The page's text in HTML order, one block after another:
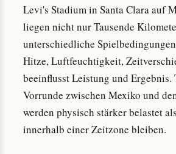
Levi's Stadium in Santa Clara auf
liegen nicht nur Tausende
unterschiedliche
Hitze, Luftfeuchtigkeit,
beeinflusst Leistung und Ergebnis.
Vorrunde zwischen Mexiko und
werden physisch stärker belastet
innerhalb einer Zeitzone bleiben.